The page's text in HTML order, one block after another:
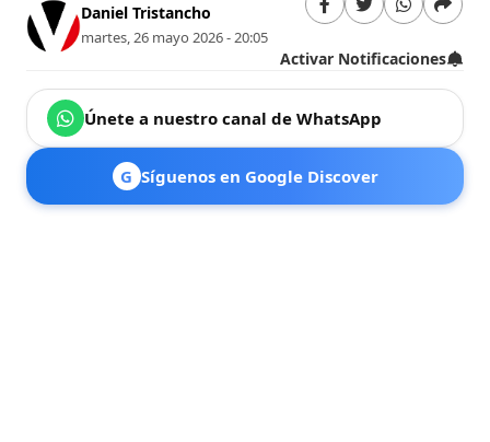
Daniel Tristancho
martes, 26 mayo 2026 - 20:05
Activar Notificaciones
Únete a nuestro canal de WhatsApp
G Síguenos en Google Discover